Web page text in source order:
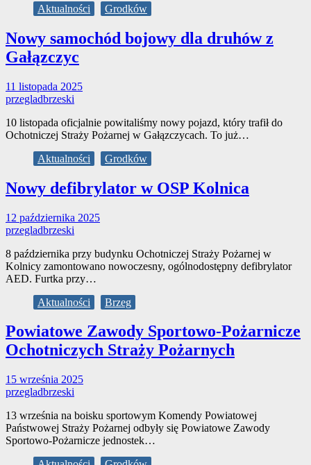
Aktualności
Grodków
Nowy samochód bojowy dla druhów z
Gałązczyc
11 listopada 2025
przegladbrzeski
10 listopada oficjalnie powitaliśmy nowy pojazd, który trafił do
Ochotniczej Straży Pożarnej w Gałązczycach. To już…
Aktualności
Grodków
Nowy defibrylator w OSP Kolnica
12 października 2025
przegladbrzeski
8 października przy budynku Ochotniczej Straży Pożarnej w
Kolnicy zamontowano nowoczesny, ogólnodostępny defibrylator
AED. Furtka przy…
Aktualności
Brzeg
Powiatowe Zawody Sportowo-Pożarnicze
Ochotniczych Straży Pożarnych
15 września 2025
przegladbrzeski
13 września na boisku sportowym Komendy Powiatowej
Państwowej Straży Pożarnej odbyły się Powiatowe Zawody
Sportowo-Pożarnicze jednostek…